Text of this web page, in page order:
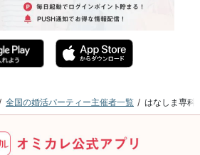
全国の婚活パーティー主催者一覧 はなしま専科